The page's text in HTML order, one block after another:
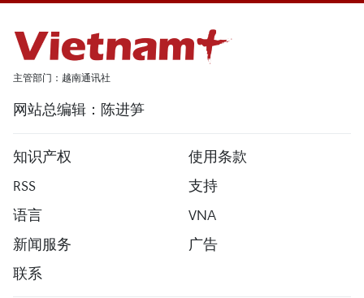
主管部门：越南通讯社
网站总编辑：陈进笋
知识产权
使用条款
RSS
支持
语言
VNA
新闻服务
广告
联系